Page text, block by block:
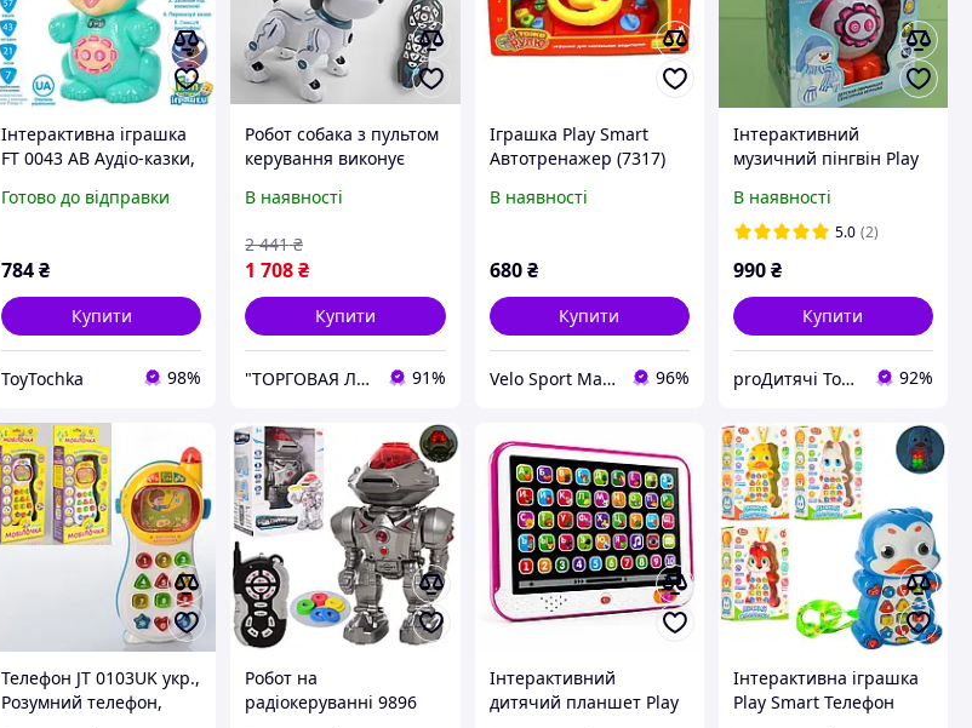
Інтерактивна іграшка
FT 0043 AB Аудіо-казки,
муз(УКР), світло, 2кол,
Готово до відправки
784₴
Купити
ToyTochka 98%
Робот собака з пультом
керування виконує
В наявності
1 708₴
2 441 ₴
Купити
"ТОРГОВАЯ ЛАВКА" 91%
Іграшка Play Smart
Автотренажер (7317)
В наявності
680 ₴
Купити
Velo Sport Market 96%
Інтерактивний
музичний пінгвін Play
В наявності
5.0 (2)
990₴
Купити
proДитячі Товари 92%
Телефон JT 0103UK укр.,
Розумний телефон,
Робот на
радіокеруванні 9896
Інтерактивний
дитячий планшет Play
Інтерактивна іграшка
Play Smart Телефон